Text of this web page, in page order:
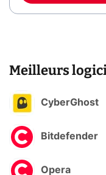
Meilleurs
CyberGhost
Bitdefender
Opera